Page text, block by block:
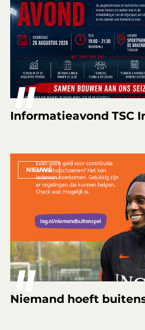
Informatieavond TSC
NIEUWS
Niemand hoeft